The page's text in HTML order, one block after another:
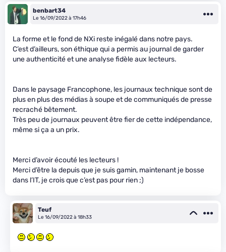
benbart34
Le 16/09/2022 à 17h46
La forme et le fond de NXi reste inégalé dans notre pays.
C’est d’ailleurs, son éthique qui a permis au journal de garder
une authenticité et une analyse fidèle aux lecteurs.
Dans le paysage Francophone, les journaux technique sont de
plus en plus des médias à soupe et de communiqués de presse
recraché bêtement.
Très peu de journaux peuvent être fier de cette indépendance,
même si ça a un prix.
Merci d’avoir écouté les lecteurs !
Merci d’être la depuis que je suis gamin, maintenant je bosse
dans l’IT, je crois que c’est pas pour rien ;)
Teuf
Le 16/09/2022 à 18h33